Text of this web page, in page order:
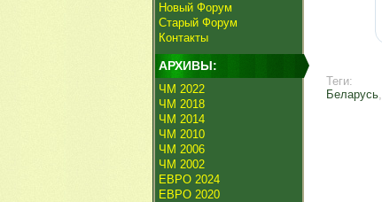
Новый Форум
Старый Форум
Контакты
АРХИВЫ:
ЧМ 2022
ЧМ 2018
ЧМ 2014
ЧМ 2010
ЧМ 2006
ЧМ 2002
ЕВРО 2024
ЕВРО 2020
Теги:
Беларусь,